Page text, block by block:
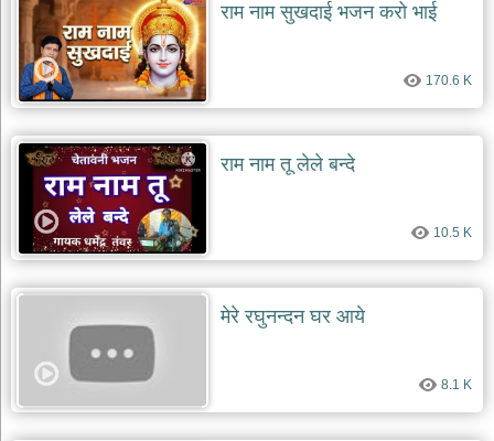
राम नाम सुखदाई भजन करो भाई
170.6 K
राम नाम तू लेले बन्दे
10.5 K
मेरे रघुनन्दन घर आये
8.1 K